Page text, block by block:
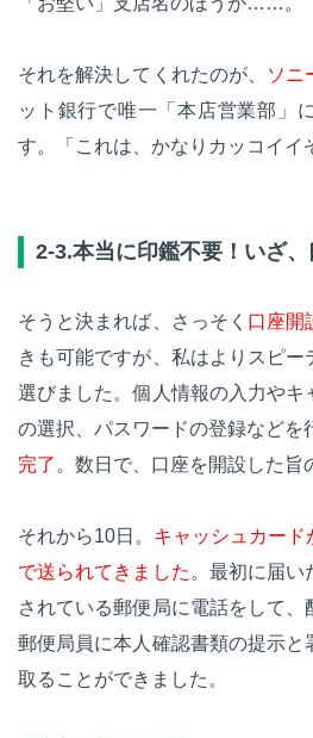
それを解決してくれたのが、 ソニ
ット銀行で唯一「本店営業部」
す。「これは、かなりカッコイイ
2-3.本当に印鑑不要！いざ
そうと決まれば、さっそく 口座開
きも可能ですが、私はよりスピー
選びました。個人情報の入力やキ
の選択、パスワードの登録などを
完了 。数日で、口座を開設した旨
それから10日。 キャッシュカード
で送られてきました 。最初に届い
されている郵便局に電話をして、
郵便局員に本人確認書類の提示と
取ることができました。